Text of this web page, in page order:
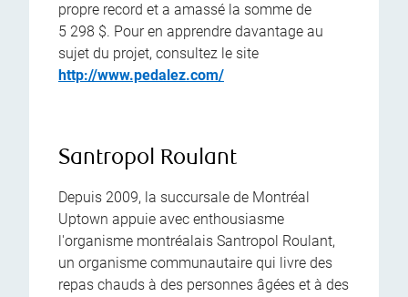
propre record et a amassé la somme de
5 298 $. Pour en apprendre davantage au
sujet du projet, consultez le site
http://www.pedalez.com/
Santropol Roulant
Depuis 2009, la succursale de Montréal
Uptown appuie avec enthousiasme
l'organisme montréalais Santropol Roulant,
un organisme communautaire qui livre des
repas chauds à des personnes âgées et à des